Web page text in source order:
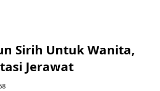
Sirih Untuk Wanita,
Jerawat